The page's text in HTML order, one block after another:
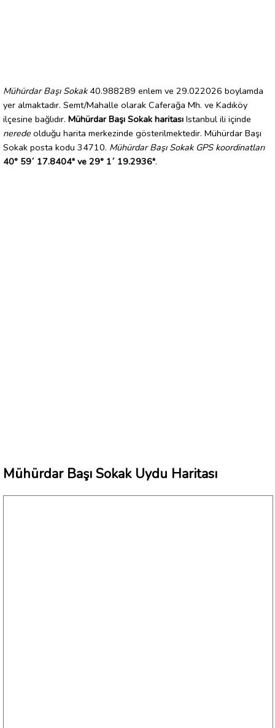
Mühürdar Başı Sokak40.988289 enlem ve 29.022026 boylamda
yer almaktadır. Semt/Mahalle olarak Caferağa Mh. ve Kadıköy
ilçesine bağlıdır. Mühürdar Başı Sokak haritası Istanbul ili içinde
nerede olduğu harita merkezinde gösterilmektedir. Mühürdar Başı
Sokak posta kodu 34710. Mühürdar Başı Sokak GPS koordinatları
40° 59´ 17.8404" ve 29° 1´ 19.2936".
Mühürdar Başı Sokak Uydu Haritası